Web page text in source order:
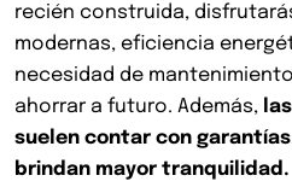
recién construida,
modernas, eficiencia
necesidad de
ahorrar a futuro. Además,
suelen contar con
brindan mayor tranquilidad.